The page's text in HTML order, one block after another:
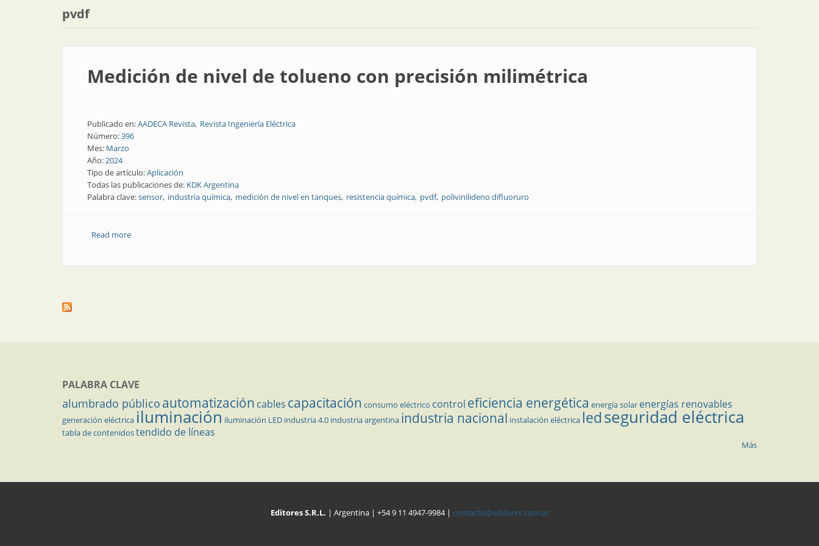
pvdf
Medición de nivel de tolueno con precisión milimétrica
Publicado en:AADECA Revista Revista Ingeniería Eléctrica
Número:396
Mes: Marzo
Año:2024
Tipo de artículo:Aplicación
Todas las publicaciones de: KDK Argentina
Palabra clave:sensor industria química medición de nivel en tanques resistencia química pvdf polivinilideno difluoruro
Read moreabout Medición de nivel de tolueno con precisión milimétrica
PALABRA CLAVE
alumbrado público automatización cables capacitación consumo eléctrico control eficiencia energética energía solar energías renovables
generación eléctrica iluminación iluminación LED industria 4.0 industria argentina industria nacional instalación eléctrica ledseguridad eléctrica
tabla de contenidostendido de líneas
Más
Editores S.R.L. | Argentina | +54 9 11 4947-9984 | contacto@editores.com.ar